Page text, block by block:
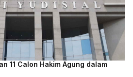
11 Calon Hakim Agung dalam